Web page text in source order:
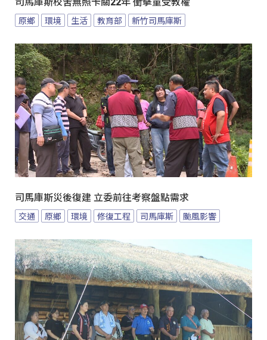
原鄉 環境 生活 教育部 新竹司馬庫斯
司馬庫斯災後復建 立委前往考察盤點需求
交通 原鄉 環境 修復工程 司馬庫斯 颱風影響